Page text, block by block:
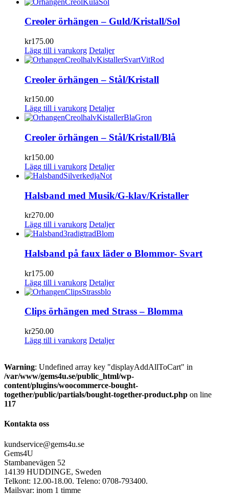
Creoler örhängen – Guld/Kristall/Sol
kr175.00
Lägg till i varukorg Detaljer
Creoler örhängen – Stål/Kristall
kr150.00
Lägg till i varukorg Detaljer
Creoler örhängen – Stål/Kristall/Blå
kr150.00
Lägg till i varukorg Detaljer
Halsband med Musik/G-klav/Kristaller
kr270.00
Lägg till i varukorg Detaljer
Halsband på faux läder o Blommor- Svart
kr175.00
Lägg till i varukorg Detaljer
Clips örhängen med Strass – Blomma
kr250.00
Lägg till i varukorg Detaljer
Warning: Undefined array key "displayAddAllToCart" in
/var/www/gems4u.se/public_html/wp-
content/plugins/woocommerce-bought-
together/public/partials/bought-together-product.php on line
117
Kontakta oss
kundservice@gems4u.se
Gems4U
Stambanevägen 52
14139 HUDDINGE, Sweden
Telkont: 12.00-18.00. Teleno: 0708-793400.
Mailsvar: inom 1 timme